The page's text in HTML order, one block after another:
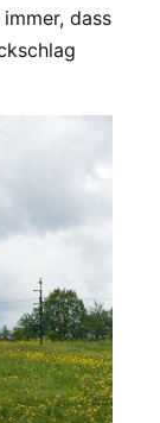
dass